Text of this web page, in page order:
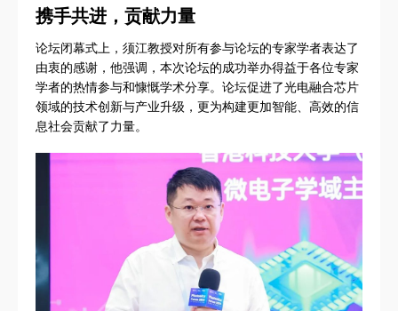
携手共进，贡献力量
论坛闭幕式上，须江教授对所有参与论坛的专家学者表达了
由衷的感谢，他强调，本次论坛的成功举办得益于各位专家
学者的热情参与和慷慨学术分享。论坛促进了光电融合芯片
领域的技术创新与产业升级，更为构建更加智能、高效的信
息社会贡献了力量。